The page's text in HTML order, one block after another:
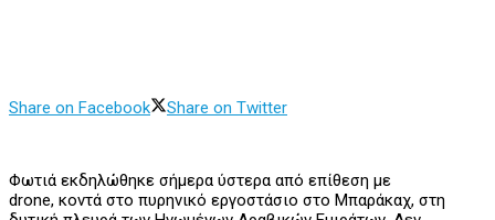
Share on Facebook Share on Twitter
Φωτιά εκδηλώθηκε σήμερα ύστερα από επίθεση με
drone, κοντά στο πυρηνικό εργοστάσιο στο Μπαράκαχ, στη